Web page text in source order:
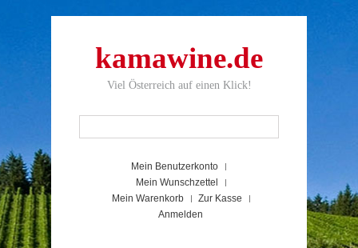
kamawine.de
Viel Österreich auf einen Klick!
Mein Benutzerkonto
Mein Wunschzettel
Mein Warenkorb
Zur Kasse
Anmelden